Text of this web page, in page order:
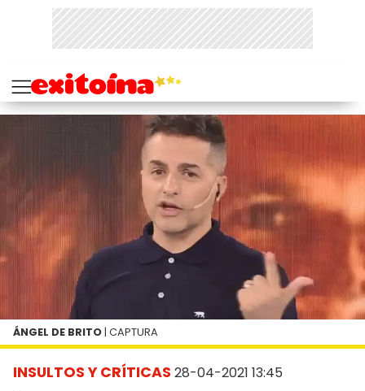
INSULTOS Y CRÍTICAS 28-04-2021 13:45
ÁNGEL DE BRITO | CAPTURA